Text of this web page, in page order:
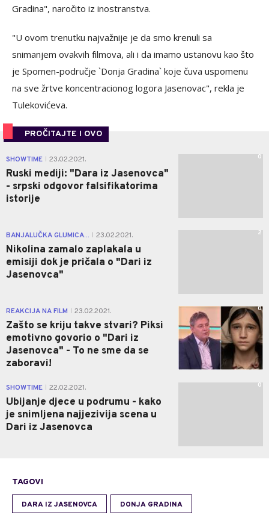
Gradina", naročito iz inostranstva.
"U ovom trenutku najvažnije je da smo krenuli sa
snimanjem ovakvih filmova, ali i da imamo ustanovu kao što
je Spomen-područje `Donja Gradina` koje čuva uspomenu
na sve žrtve koncentracionog logora Jasenovac", rekla je
Tulekovićeva.
PROČITAJTE I OVO
SHOWTIME 23.02.2021.
Ruski mediji: "Dara iz Jasenovca"
- srpski odgovor falsifikatorima
istorije
0
BANJALUČKA GLUMICA... 23.02.2021.
Nikolina zamalo zaplakala u
emisiji dok je pričala o "Dari iz
Jasenovca"
2
REAKCIJA NA FILM 23.02.2021.
Zašto se kriju takve stvari? Piksi
emotivno govorio o "Dari iz
Jasenovca" - To ne sme da se
zaboravi!
0
SHOWTIME 22.02.2021.
Ubijanje djece u podrumu - kako
je snimljena najjezivija scena u
Dari iz Jasenovca
0
TAGOVI
DARA IZ JASENOVCA DONJA GRADINA